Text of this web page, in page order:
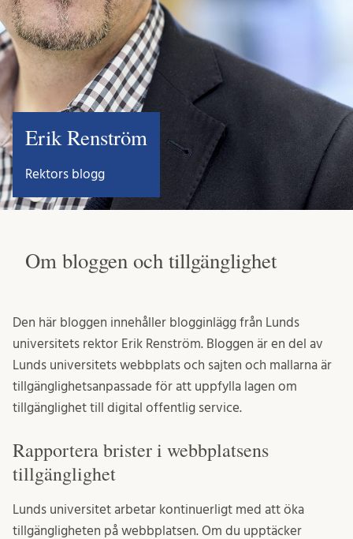
Erik Renström
Rektors blogg
Om bloggen och tillgänglighet
Den här bloggen innehåller blogginlägg från Lunds
universitets rektor Erik Renström. Bloggen är en del av
Lunds universitets webbplats och sajten och mallarna är
tillgänglighetsanpassade för att uppfylla lagen om
tillgänglighet till digital offentlig service.
Rapportera brister i webbplatsens
tillgänglighet
Lunds universitet arbetar kontinuerligt med att öka
tillgängligheten på webbplatsen. Om du upptäcker